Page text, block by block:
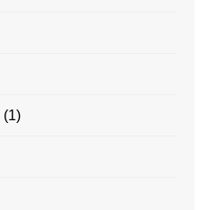
(1)